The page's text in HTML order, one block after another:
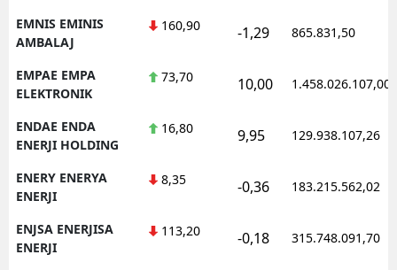
EMNIS EMINIS
AMBALAJ
160,90 -1,29 865.831,50
EMPAE EMPA
ELEKTRONIK
73,70 10,00 1.458.026.107,00
ENDAE ENDA
ENERJI HOLDING
16,80 9,95 129.938.107,26
ENERY ENERYA
ENERJI
8,35 -0,36 183.215.562,02
ENJSA ENERJISA
ENERJI
113,20 -0,18 315.748.091,70